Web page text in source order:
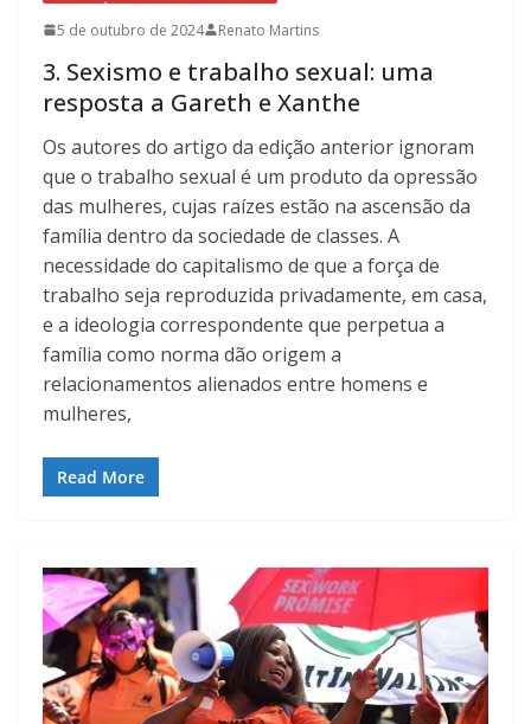
5 de outubro de 2024 Renato Martins
3. Sexismo e trabalho sexual: uma
resposta a Gareth e Xanthe
Os autores do artigo da edição anterior ignoram
que o trabalho sexual é um produto da opressão
das mulheres, cujas raízes estão na ascensão da
família dentro da sociedade de classes. A
necessidade do capitalismo de que a força de
trabalho seja reproduzida privadamente, em casa,
e a ideologia correspondente que perpetua a
família como norma dão origem a
relacionamentos alienados entre homens e
mulheres,
Read More